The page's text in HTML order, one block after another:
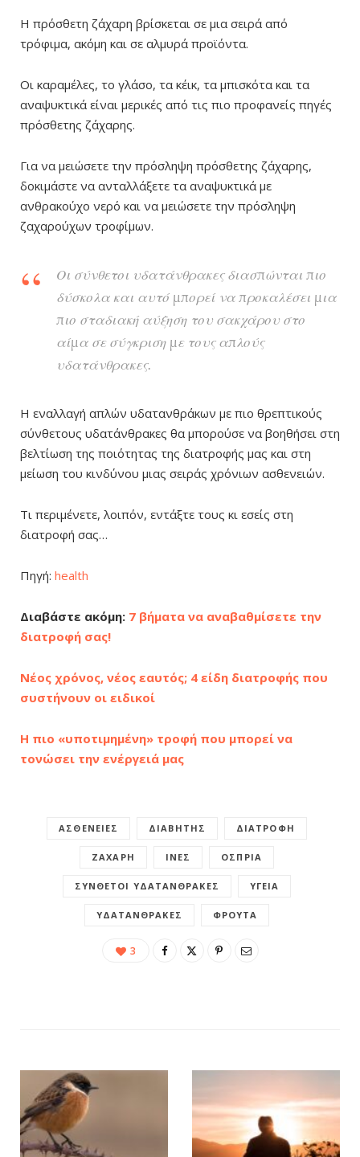
Η πρόσθετη ζάχαρη βρίσκεται σε μια σειρά από
τρόφιμα, ακόμη και σε αλμυρά προϊόντα.
Οι καραμέλες, το γλάσο, τα κέικ, τα μπισκότα και τα
αναψυκτικά είναι μερικές από τις πιο προφανείς πηγές
πρόσθετης ζάχαρης.
Για να μειώσετε την πρόσληψη πρόσθετης ζάχαρης,
δοκιμάστε να ανταλλάξετε τα αναψυκτικά με
ανθρακούχο νερό και να μειώσετε την πρόσληψη
ζαχαρούχων τροφίμων.
Οι σύνθετοι υδατάνθρακες διασπώνται πιο
δύσκολα και αυτό μπορεί να προκαλέσει μια
πιο σταδιακή αύξηση του σακχάρου στο
αίμα σε σύγκριση με τους απλούς
υδατάνθρακες.
Η εναλλαγή απλών υδατανθράκων με πιο θρεπτικούς
σύνθετους υδατάνθρακες θα μπορούσε να βοηθήσει στη
βελτίωση της ποιότητας της διατροφής μας και στη
μείωση του κινδύνου μιας σειράς χρόνιων ασθενειών.
Τι περιμένετε, λοιπόν, εντάξτε τους κι εσείς στη
διατροφή σας…
Πηγή: health
Διαβάστε ακόμη: 7 βήματα να αναβαθμίσετε την
διατροφή σας!
Νέος χρόνος, νέος εαυτός; 4 είδη διατροφής που
συστήνουν οι ειδικοί
Η πιο «υποτιμημένη» τροφή που μπορεί να
τονώσει την ενέργειά μας
ΑΣΘΈΝΕΙΕΣ ΔΙΑΒΉΤΗΣ ΔΙΑΤΡΟΦΉ
ΖΆΧΑΡΗ ΊΝΕΣ ΌΣΠΡΙΑ
ΣΎΝΘΕΤΟΙ ΥΔΑΤΆΝΘΡΑΚΕΣ ΥΓΕΊΑ
ΥΔΑΤΆΝΘΡΑΚΕΣ ΦΡΟΎΤΑ
3